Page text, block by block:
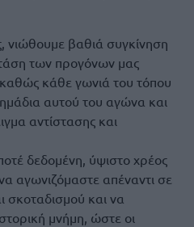
βαθιά συγκίνηση
των προγόνων μας
κάθε γωνιά του τόπου
αυτού του αγώνα και
αντίστασης και
δεδομένη, ύψιστο χρέος
αγωνιζόμαστε απέναντι σε
και να
μνήμη, ώστε οι